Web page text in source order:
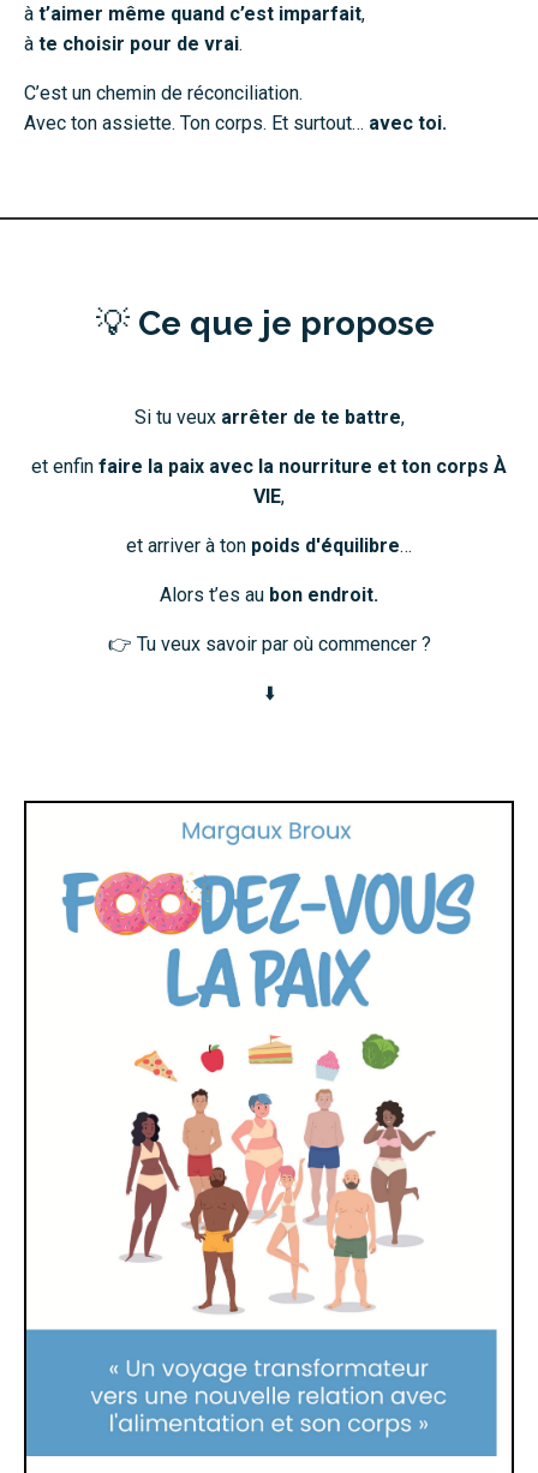
à t’aimer même quand c’est imparfait,
à te choisir pour de vrai.
C’est un chemin de réconciliation.
Avec ton assiette. Ton corps. Et surtout… avec toi.
💡 Ce que je propose
Si tu veux arrêter de te battre,
et enfin faire la paix avec la nourriture et ton corps À
VIE,
et arriver à ton poids d'équilibre…
Alors t’es au bon endroit.
👉 Tu veux savoir par où commencer ?
⬇️